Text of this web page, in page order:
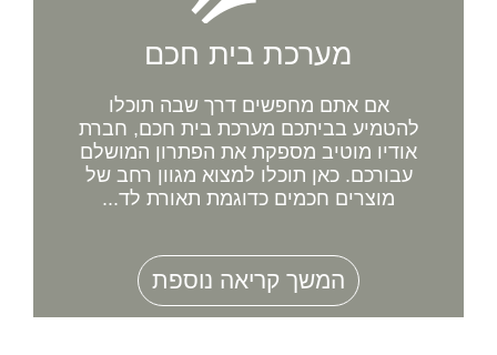
מערכת בית חכם
אם אתם מחפשים דרך שבה תוכלו
להטמיע בביתכם מערכת בית חכם, חברת
אודיו מוטיב מספקת את הפתרון המושלם
עבורכם. כאן תוכלו למצוא מגוון רחב של
מוצרים חכמים כדוגמת תאורת לד...
המשך קריאה נוספת